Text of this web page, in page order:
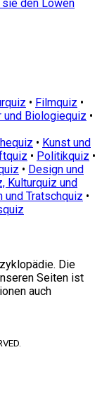
sie den Löwen
• Filmquiz •
und Biologiequiz •
• Kunst und
• Politikquiz •
• Design und
Kulturquiz und
und Tratschquiz •
Die
Seiten ist
auch